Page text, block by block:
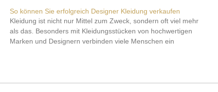
So können Sie erfolgreich Designer Kleidung verkaufen
Kleidung ist nicht nur Mittel zum Zweck, sondern oft viel mehr
als das. Besonders mit Kleidungsstücken von hochwertigen
Marken und Designern verbinden viele Menschen ein